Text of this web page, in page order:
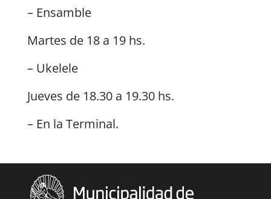
– Ensamble
Martes de 18 a 19 hs.
– Ukelele
Jueves de 18.30 a 19.30 hs.
– En la Terminal.